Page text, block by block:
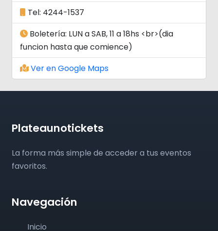
Tel: 4244-1537
Boletería: LUN a SAB, 11 a 18hs <br>(dia
funcion hasta que comience)
Ver en Google Maps
Plateaunotickets
La forma más simple de acceder a tus eventos
favoritos.
Navegación
Inicio